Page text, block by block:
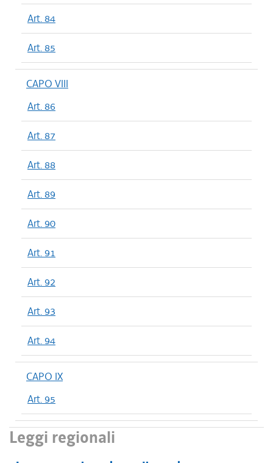
Art. 84
Art. 85
CAPO VIII
Art. 86
Art. 87
Art. 88
Art. 89
Art. 90
Art. 91
Art. 92
Art. 93
Art. 94
CAPO IX
Art. 95
Leggi regionali